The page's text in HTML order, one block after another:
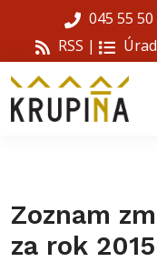
045 55 50
RSS |
Zoznam
za rok 2015